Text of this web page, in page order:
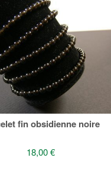
fin obsidienne noire
18,00 €